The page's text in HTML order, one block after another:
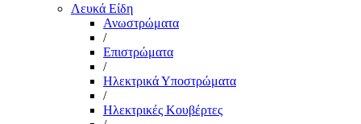
Λευκά Είδη
Ανωστρώματα
/
Επιστρώματα
/
Ηλεκτρικά Υποστρώματα
/
Ηλεκτρικές Κουβέρτες